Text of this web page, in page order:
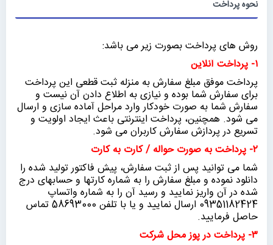
نحوه پرداخت
روش های پرداخت بصورت زیر می باشد:
۱- پرداخت آنلاین
پرداخت موفق مبلغ سفارش به منزله ثبت قطعی این پرداخت
برای سفارش شما بوده و نیازی به اطلاع دادن آن نیست و
سفارش شما به صورت خودکار وارد مراحل آماده سازی و ارسال
می شود. همچنین، پرداخت اینترنتی باعث ایجاد اولویت و
تسریع در پردازش سفارش کاربران می شود.
۲- پرداخت به صورت حواله / کارت به کارت
شما می توانید پس از ثبت سفارش، پیش فاکتور تولید شده را
دانلود نموده و مبلغ سفارش را به شماره کارتها و حسابهای درج
شده در آن واریز نمایید و رسید آن را به شماره واتساپ
09351182424 ارسال نمایید و یا با تلفن 58693000 تماس
حاصل فرمایید.
۳- پرداخت در پوز محل شرکت